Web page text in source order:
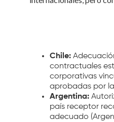
Chile:
contractuales
corporativas
aprobadas por la
Argentina:
país receptor
adecuado